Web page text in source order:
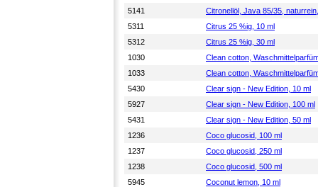
5141
Citronellöl, Java 85/35,
5311
Citrus 25 %ig, 10 ml
5312
Citrus 25 %ig, 30 ml
1030
Clean cotton,
1033
Clean cotton,
5430
Clear sign - New Edition, 10 ml
5927
Clear sign - New Edition, 100 ml
5431
Clear sign - New Edition, 50 ml
1236
Coco glucosid, 100 ml
1237
Coco glucosid, 250 ml
1238
Coco glucosid, 500 ml
5945
Coconut lemon, 10 ml